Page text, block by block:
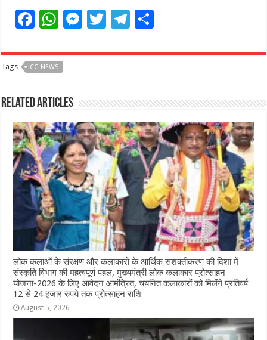
F
c
e
b
o
o
k
W
at
s
A
p
p
M
ss
n
g
e
r
T
itt
r
T
e
ra
m
ar
Tags CG NEWS
Related Articles
लोक कलाओं के संरक्षण और कलाकारों के आर्थिक सशक्तीकरण की दिशा में
संस्कृति विभाग की महत्वपूर्ण पहल, मुख्यमंत्री लोक कलाकार प्रोत्साहन
योजना-2026 के लिए आवेदन आमंत्रित, चयनित कलाकारों को मिलेंगे प्रतिवर्ष
12 से 24 हजार रुपये तक प्रोत्साहन राशि
August 5, 2026